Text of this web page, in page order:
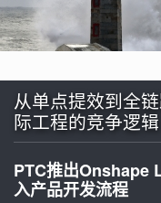
从单点提效到全
际工程的竞争逻辑
PTC推出Onshape
入产品开发流程